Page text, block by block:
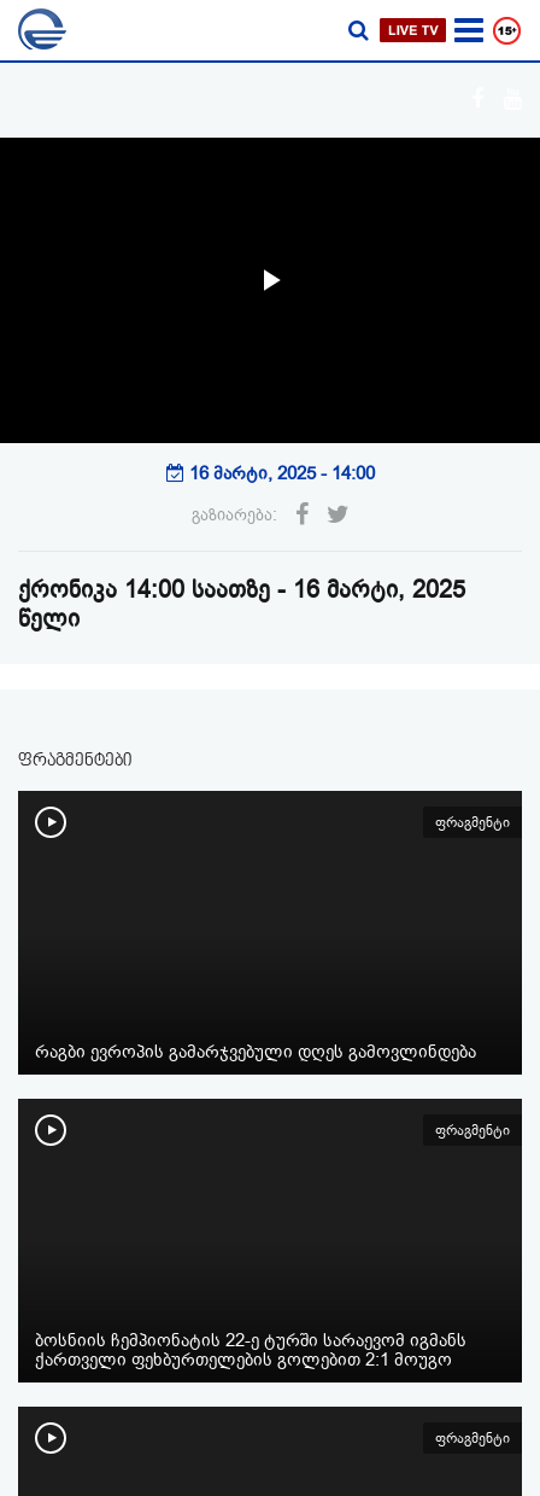
გაზიარება:
16 მარტი, 2025 - 14:00
ქრონიკა 14:00 საათზე - 16 მარტი, 2025
წელი
ფრაგმენტები
ფრაგმენტი
რაგბი ევროპის გამარჯვებული დღეს გამოვლინდება
ფრაგმენტი
ბოსნიის ჩემპიონატის 22-ე ტურში სარაევომ იგმანს
ქართველი ფეხბურთელების გოლებით 2:1 მოუგო
ფრაგმენტი